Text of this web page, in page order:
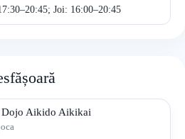
Joi: 16:00–20:45
Dojo Aikido Aikikai